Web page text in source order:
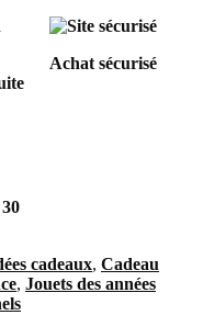
Achat sécurisé
cadeaux, Cadeau
, Jouets des années